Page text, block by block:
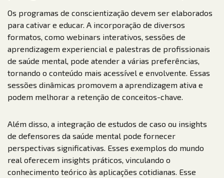
Os programas de conscientização devem ser elaborados
para cativar e educar. A incorporação de diversos
formatos, como webinars interativos, sessões de
aprendizagem experiencial e palestras de profissionais
de saúde mental, pode atender a várias preferências,
tornando o conteúdo mais acessível e envolvente. Essas
sessões dinâmicas promovem a aprendizagem ativa e
podem melhorar a retenção de conceitos-chave.
Além disso, a integração de estudos de caso ou insights
de defensores da saúde mental pode fornecer
perspectivas significativas. Esses exemplos do mundo
real oferecem insights práticos, vinculando o
conhecimento teórico às aplicações cotidianas. Esse